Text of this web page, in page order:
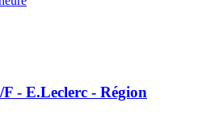
F - E.Leclerc - Région